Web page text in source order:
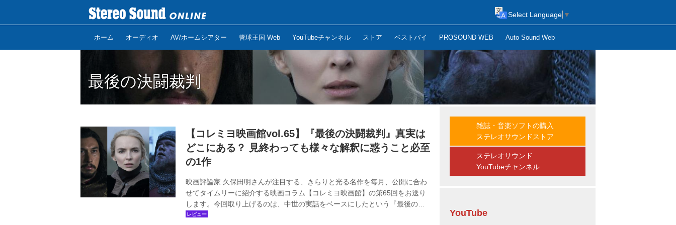
ホーム オーディオ AV/ホームシアター 管球王国 Web YouTubeチャンネル ストア ベストバイ PROSOUND WEB Auto Sound Web
Select Language ▼
最後の決闘裁判
【コレミヨ映画館vol.65】『最後の決闘裁判』真実は
どこにある？ 見終わっても様々な解釈に惑うこと必至
の1作
映画評論家 久保田明さんが注目する、きらりと光る名作を毎月、公開に合わ
せてタイムリーに紹介する映画コラム【コレミヨ映画館】の第65回をお送り
します。今回取り上げるのは、中世の実話をベースにしたという『最後の決
闘裁判』。リドリー・スコットの描く傑作ミステリー。果たしてその結末
雑誌・音楽ソフトの購入
ステレオサウンドストア
ステレオサウンド
YouTubeチャンネル
YouTube